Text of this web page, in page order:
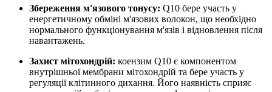
Збереження м'язового тонусу: Q10 бере участь у
енергетичному обміні м'язових волокон, що необхідно
нормального функціонування м'язів і відновлення після
навантажень.
Захист мітохондрій: коензим Q10 є компонентом
внутрішньої мембрани мітохондрій та бере участь у
регуляції клітинного дихання. Його наявність сприяє